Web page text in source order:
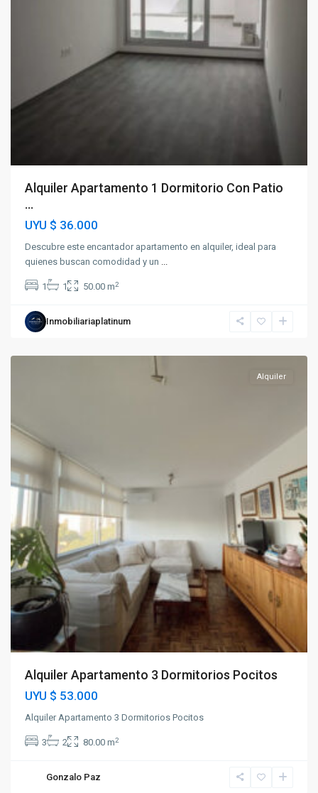
Alquiler Apartamento 1 Dormitorio Con Patio
...
UYU $ 36.000
Descubre este encantador apartamento en alquiler, ideal para
quienes buscan comodidad y un ...
1 1 50.00 m2
Inmobiliariaplatinum
Alquiler
Alquiler Apartamento 3 Dormitorios Pocitos
UYU $ 53.000
Alquiler Apartamento 3 Dormitorios Pocitos
3 2 80.00 m2
Gonzalo Paz